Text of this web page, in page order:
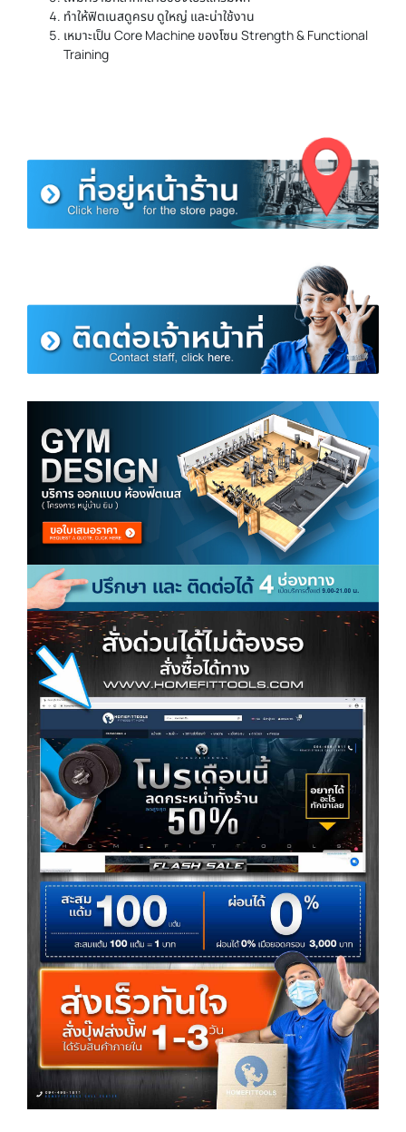
ทำให้ฟิตเนสดูครบ ดูใหญ่ และน่าใช้งาน
เหมาะเป็น Core Machine ของโซน Strength & Functional
Training